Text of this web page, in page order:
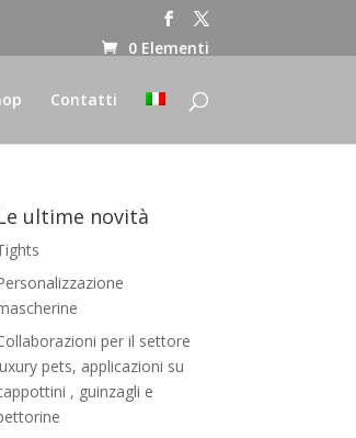
0 Elementi
Contatti
ultime novità
per il settore
pets, applicazioni su
, guinzagli e